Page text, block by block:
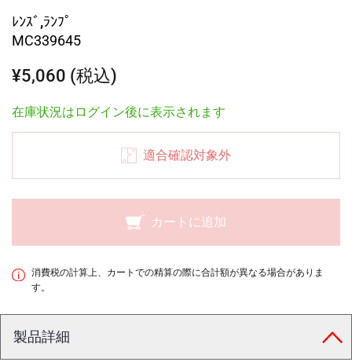
ﾚﾝｽﾞ,ﾗﾝﾌﾟ
MC339645
¥5,060 (税込)
在庫状況はログイン後に表示されます
適合確認対象外
カートに追加
消費税の計算上、カートでの精算の際に合計額が異なる場合がありま
す。
製品詳細